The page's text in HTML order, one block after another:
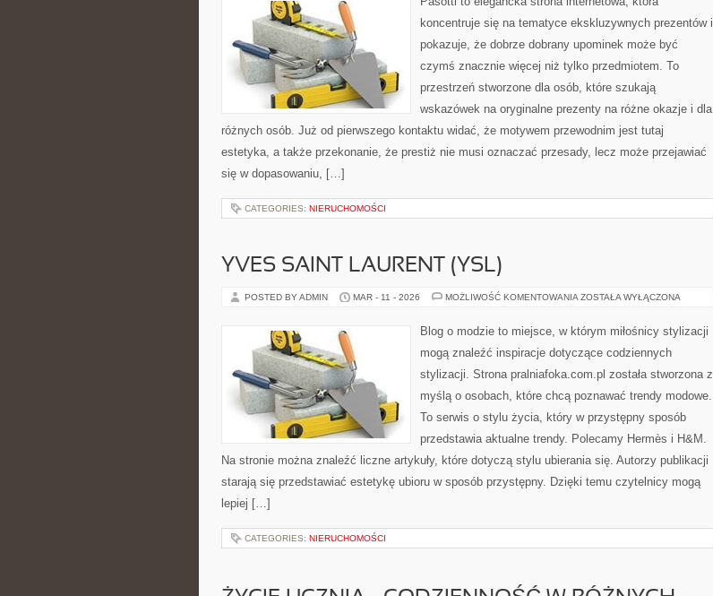
koncentruje się na tematyce ekskluzywnych prezentów i
pokazuje, że dobrze dobrany upominek może być
czymś znacznie więcej niż tylko przedmiotem. To
przestrzeń stworzone dla osób, które szukają
wskazówek na oryginalne prezenty na różne okazje i dla
różnych osób. Już od pierwszego kontaktu widać, że motywem przewodnim jest tutaj
estetyka, a także przekonanie, że prestiż nie musi oznaczać przesady, lecz może przejawiać
się w dopasowaniu, […]
CATEGORIES: NIERUCHOMOŚCI
YVES SAINT LAURENT (YSL)
POSTED BY ADMIN MAR - 11 - 2026 MOŻLIWOŚĆ KOMENTOWANIA YVES
(YSL)
ZOSTAŁA WYŁĄCZONA
Blog o modzie to miejsce, w którym miłośnicy stylizacji
mogą znaleźć inspiracje dotyczące codziennych
stylizacji. Strona pralniafoka.com.pl została stworzona z
myślą o osobach, które chcą poznawać trendy modowe.
To serwis o stylu życia, który w przystępny sposób
przedstawia aktualne trendy. Polecamy Hermès i H&M.
Na stronie można znaleźć liczne artykuły, które dotyczą stylu ubierania się. Autorzy publikacji
starają się przedstawiać estetykę ubioru w sposób przystępny. Dzięki temu czytelnicy mogą
lepiej […]
CATEGORIES: NIERUCHOMOŚCI